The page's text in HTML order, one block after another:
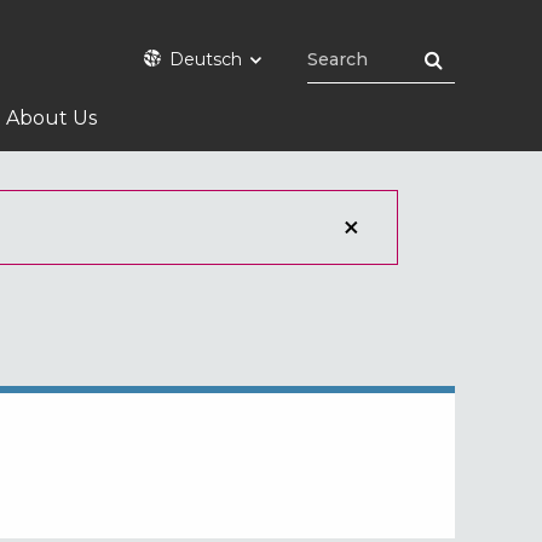
Deutsch
About Us